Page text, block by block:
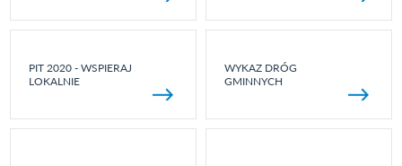
PIT 2020 - WSPIERAJ
LOKALNIE
WYKAZ DRÓG
GMINNYCH